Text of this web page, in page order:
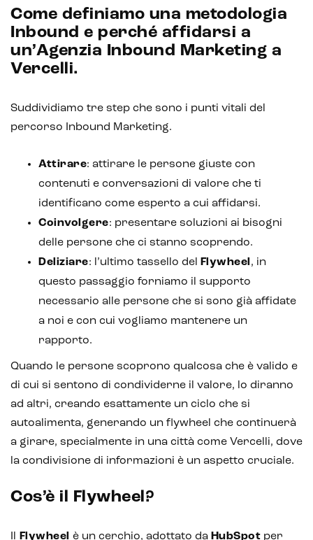
Analisi predittiva
Chatbot e assistenti virtuali
Realtà Aumentata
Realtà Virtuale
Metaverso
Come definiamo una metodologia
Inbound e perché affidarsi a
un’Agenzia Inbound Marketing a
Vercelli.
Suddividiamo tre step che sono i punti vitali del
percorso Inbound Marketing.
Attirare: attirare le persone giuste con
contenuti e conversazioni di valore che ti
identificano come esperto a cui affidarsi.
Coinvolgere: presentare soluzioni ai bisogni
delle persone che ci stanno scoprendo.
Deliziare: l’ultimo tassello del Flywheel , in
questo passaggio forniamo il supporto
necessario alle persone che si sono già affidate
a noi e con cui vogliamo mantenere un
rapporto.
Quando le persone scoprono qualcosa che è valido e
di cui si sentono di condividerne il valore, lo diranno
ad altri, creando esattamente un ciclo che si
autoalimenta, generando un flywheel che continuerà
a girare, specialmente in una città come Vercelli, dove
la condivisione di informazioni è un aspetto cruciale.
Cos’è il Flywheel?
Flywheel è un cerchio, adottato da HubSpot per